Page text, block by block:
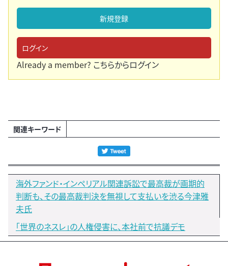
新規登録
ログイン
Already a member? こちらからログイン
関連キーワード
海外ファンド・インペリアル関連訴訟で最高裁が画期的
判断も、その最高裁判決を無視して支払いを渋る今津雅
夫氏
「世界のネスレ」の人権侵害に、本社前で抗議デモ